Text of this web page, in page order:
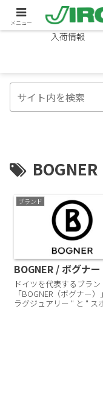
ブランド
入荷情報
BOGNER
ブランド
BOGNER / ボグナー
ドイツを代表するブラン
「BOGNER（ボグナー
ラグジュアリー " と " ス
メニュー